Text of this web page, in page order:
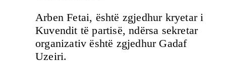
Arben Fetai, është zgjedhur kryetar i
Kuvendit të partisë, ndërsa sekretar
organizativ është zgjedhur Gadaf
Uzeiri.